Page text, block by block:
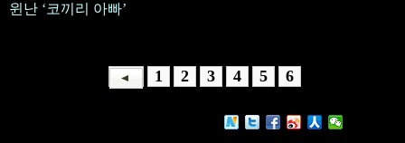
윈난 ‘코끼리 아빠’
1 2 3 4 5 6